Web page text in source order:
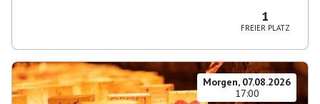
1
FREIER PLATZ
Morgen, 07.08.2026
17:00